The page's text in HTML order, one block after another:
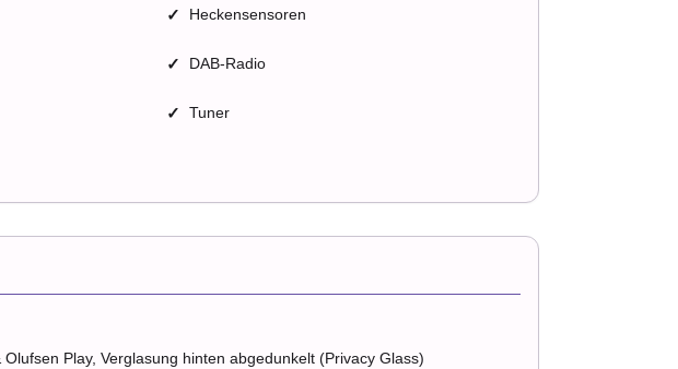
✓ Heckensensoren
✓ DAB-Radio
✓ Tuner
Play, Verglasung hinten abgedunkelt (Privacy Glass)